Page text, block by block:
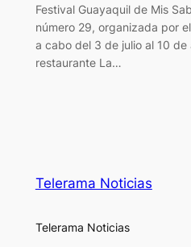
Festival Guayaquil de Mis
número 29, organizada por
a cabo del 3 de julio al 10
restaurante La…
Telerama Noticias
Telerama Noticias